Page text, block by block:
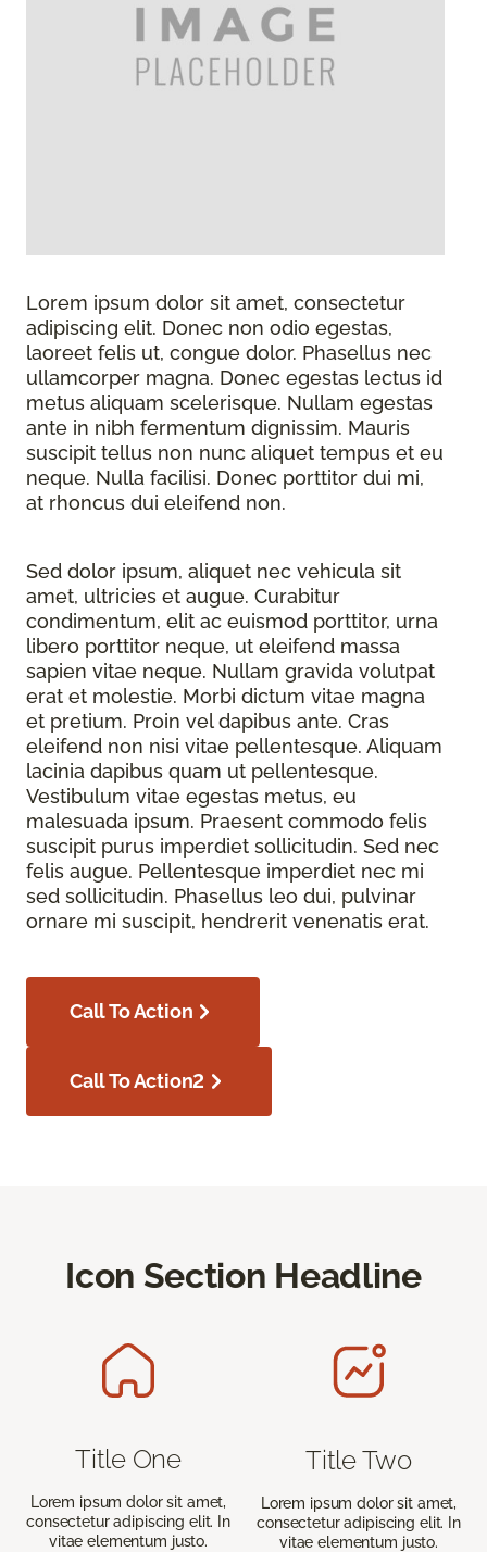
Lorem ipsum dolor sit amet, consectetur
adipiscing elit. Donec non odio egestas,
laoreet felis ut, congue dolor. Phasellus nec
ullamcorper magna. Donec egestas lectus id
metus aliquam scelerisque. Nullam egestas
ante in nibh fermentum dignissim. Mauris
suscipit tellus non nunc aliquet tempus et eu
neque. Nulla facilisi. Donec porttitor dui mi,
at rhoncus dui eleifend non.
Sed dolor ipsum, aliquet nec vehicula sit
amet, ultricies et augue. Curabitur
condimentum, elit ac euismod porttitor, urna
libero porttitor neque, ut eleifend massa
sapien vitae neque. Nullam gravida volutpat
erat et molestie. Morbi dictum vitae magna
et pretium. Proin vel dapibus ante. Cras
eleifend non nisi vitae pellentesque. Aliquam
lacinia dapibus quam ut pellentesque.
Vestibulum vitae egestas metus, eu
malesuada ipsum. Praesent commodo felis
suscipit purus imperdiet sollicitudin. Sed nec
felis augue. Pellentesque imperdiet nec mi
sed sollicitudin. Phasellus leo dui, pulvinar
ornare mi suscipit, hendrerit venenatis erat.
Call To Action
Call To Action2
Icon Section Headline
Title One
Lorem ipsum dolor sit amet,
consectetur adipiscing elit. In
vitae elementum justo.
Title Two
Lorem ipsum dolor sit amet,
consectetur adipiscing elit. In
vitae elementum justo.